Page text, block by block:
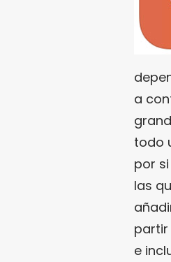
a
todo
por
las
partir
e